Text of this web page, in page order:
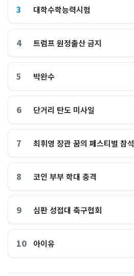
3 대학수학능력시험
4 트럼프 원정출산 금지
5 박완수
6 단거리 탄도 미사일
7 최휘영 장관 꿈의 페스티벌 참석
8 코인 부부 학대 충격
9 심판 성접대 축구협회
10 아이유